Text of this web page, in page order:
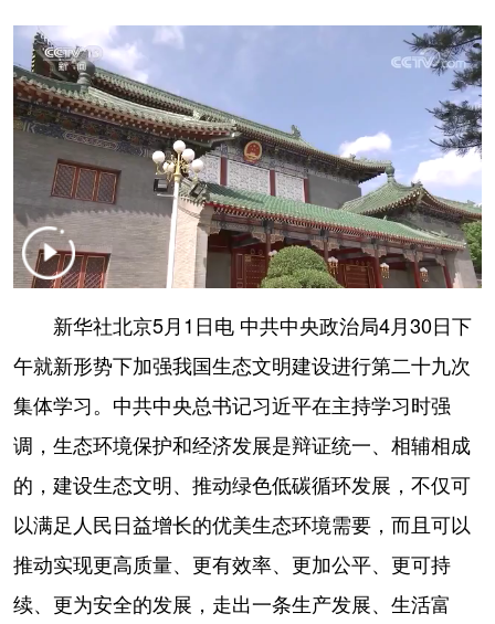
学术中国 乡村振兴 银龄 溯源中国
城市 会展
彩票 娱乐 时尚 悦读
公益 一带一路 亚太网 上市公司
文化产业
辽宁 吉林 上海 江苏
浙江 安徽 福建 江西
山东 河南 湖北 湖南
广东 广西 海南 重庆
四川 贵州 云南 西藏
新华社北京5月1日电 中共中央政治局4月30日下
午就新形势下加强我国生态文明建设进行第二十九次
集体学习。中共中央总书记习近平在主持学习时强
调，生态环境保护和经济发展是辩证统一、相辅相成
的，建设生态文明、推动绿色低碳循环发展，不仅可
以满足人民日益增长的优美生态环境需要，而且可以
推动实现更高质量、更有效率、更加公平、更可持
续、更为安全的发展，走出一条生产发展、生活富